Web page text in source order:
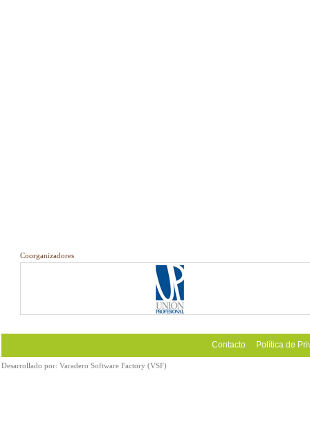
Coorganizadores
Contacto Política de
Desarrollado por: Varadero Software Factory (VSF)